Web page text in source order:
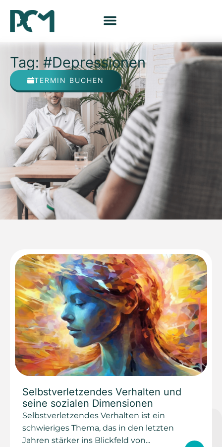
Tag: #Depressionen
TERMIN BUCHEN
Selbstverletzendes Verhalten und
seine sozialen Dimensionen
Selbstverletzendes Verhalten ist ein
schwieriges Thema, das in den letzten
Jahren stärker ins Blickfeld von...